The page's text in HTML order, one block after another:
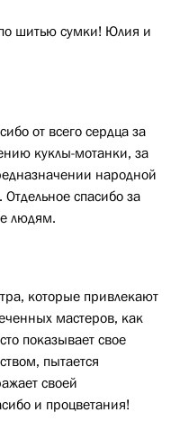
шитью сумки! Юлия и
от всего сердца за
куклы-мотанки, за
народной
Отдельное спасибо за
людям.
которые привлекают
мастеров, как
показывает свое
пытается
своей
и процветания!